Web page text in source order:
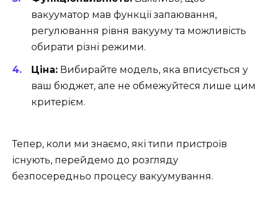
вакууматор мав функції запаювання,
регулювання рівня вакууму та можливість
обирати різні режими.
Ціна: Вибирайте модель, яка вписується у
ваш бюджет, але не обмежуйтеся лише цим
критерієм.
Тепер, коли ми знаємо, які типи пристроїв
існують, перейдемо до розгляду
безпосередньо процесу вакуумування.